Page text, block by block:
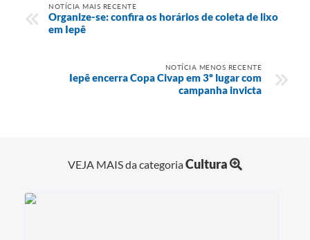
NOTÍCIA MAIS RECENTE
Organize-se: confira os horários de coleta de lixo
em Iepê
NOTÍCIA MENOS RECENTE
Iepê encerra Copa Civap em 3º lugar com
campanha invicta
VEJA MAIS da categoriaCultura